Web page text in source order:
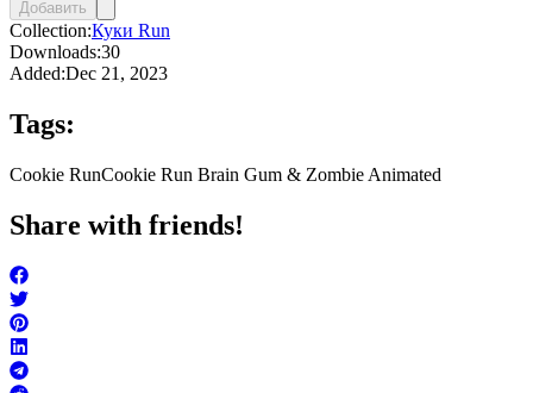
Добавить
Collection:Куки Run
Downloads:30
Added:Dec 21, 2023
Tags:
Cookie RunCookie Run Brain Gum & Zombie Animated
Share with friends!